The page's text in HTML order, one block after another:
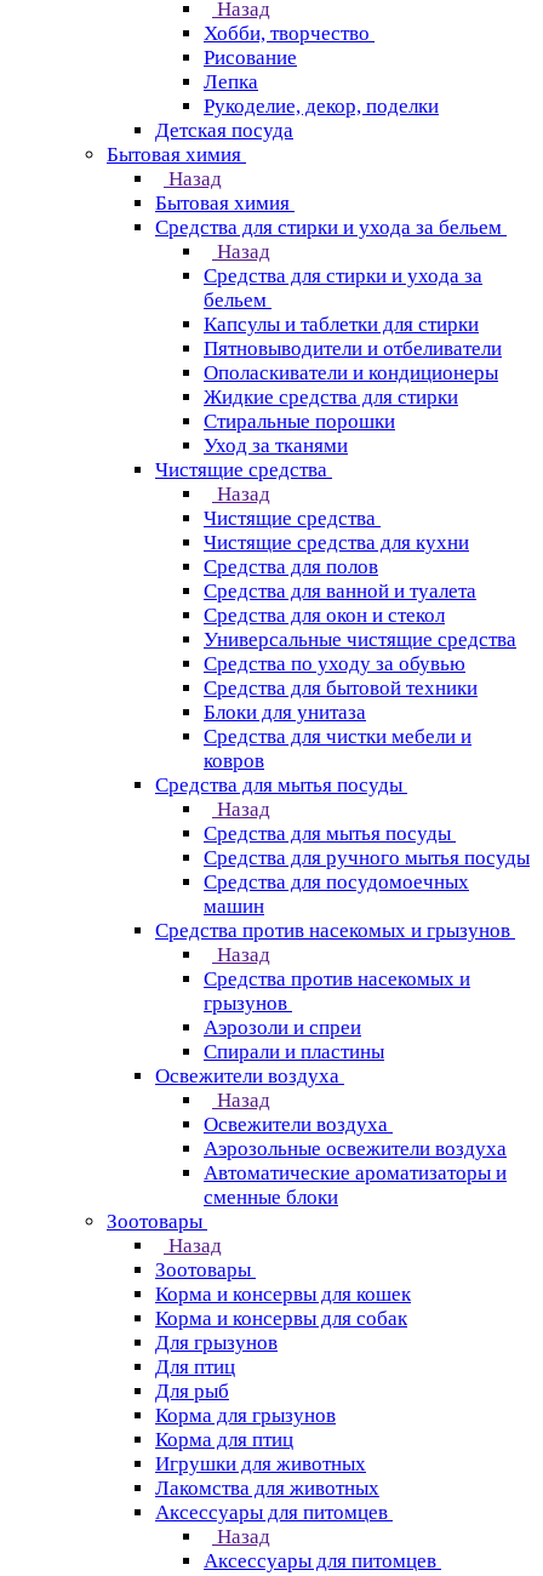
Назад
Хобби, творчество
Рисование
Лепка
Рукоделие, декор, поделки
Детская посуда
Бытовая химия
Назад
Бытовая химия
Средства для стирки и ухода за бельем
Назад
Средства для стирки и ухода за
бельем
Капсулы и таблетки для стирки
Пятновыводители и отбеливатели
Ополаскиватели и кондиционеры
Жидкие средства для стирки
Стиральные порошки
Уход за тканями
Чистящие средства
Назад
Чистящие средства
Чистящие средства для кухни
Средства для полов
Средства для ванной и туалета
Средства для окон и стекол
Универсальные чистящие средства
Средства по уходу за обувью
Средства для бытовой техники
Блоки для унитаза
Средства для чистки мебели и
ковров
Средства для мытья посуды
Назад
Средства для мытья посуды
Средства для ручного мытья посуды
Средства для посудомоечных
машин
Средства против насекомых и грызунов
Назад
Средства против насекомых и
грызунов
Аэрозоли и спреи
Спирали и пластины
Освежители воздуха
Назад
Освежители воздуха
Аэрозольные освежители воздуха
Автоматические ароматизаторы и
сменные блоки
Зоотовары
Назад
Зоотовары
Корма и консервы для кошек
Корма и консервы для собак
Для грызунов
Для птиц
Для рыб
Корма для грызунов
Корма для птиц
Игрушки для животных
Лакомства для животных
Аксессуары для питомцев
Назад
Аксессуары для питомцев